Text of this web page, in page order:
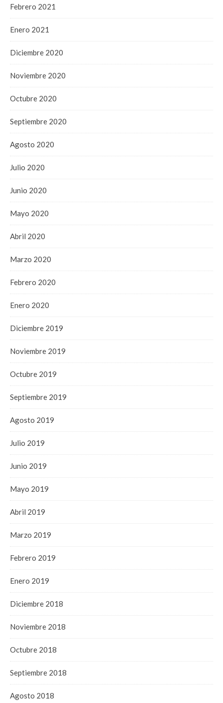
Febrero 2021
Enero 2021
Diciembre 2020
Noviembre 2020
Octubre 2020
Septiembre 2020
Agosto 2020
Julio 2020
Junio 2020
Mayo 2020
Abril 2020
Marzo 2020
Febrero 2020
Enero 2020
Diciembre 2019
Noviembre 2019
Octubre 2019
Septiembre 2019
Agosto 2019
Julio 2019
Junio 2019
Mayo 2019
Abril 2019
Marzo 2019
Febrero 2019
Enero 2019
Diciembre 2018
Noviembre 2018
Octubre 2018
Septiembre 2018
Agosto 2018